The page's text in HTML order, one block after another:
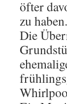
öfter
zu
Die